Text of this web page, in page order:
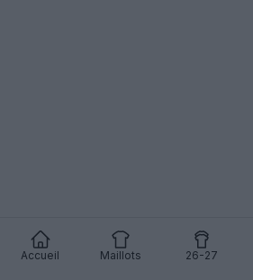
Accueil Maillots 26-27